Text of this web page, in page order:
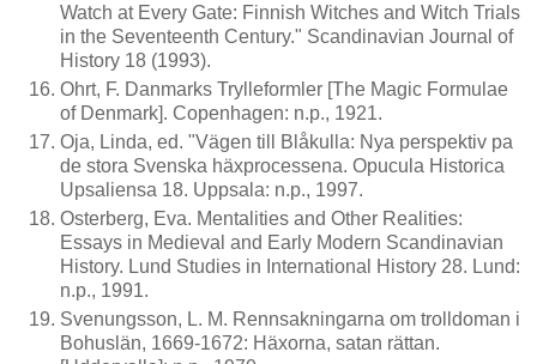
Watch at Every Gate: Finnish Witches and Witch Trials
in the Seventeenth Century." Scandinavian Journal of
History 18 (1993).
Ohrt, F. Danmarks Trylleformler [The Magic Formulae
of Denmark]. Copenhagen: n.p., 1921.
Oja, Linda, ed. "Vägen till Blåkulla: Nya perspektiv pa
de stora Svenska häxprocessena. Opucula Historica
Upsaliensa 18. Uppsala: n.p., 1997.
Osterberg, Eva. Mentalities and Other Realities:
Essays in Medieval and Early Modern Scandinavian
History. Lund Studies in International History 28. Lund:
n.p., 1991.
Svenungsson, L. M. Rennsakningarna om trolldoman i
Bohuslän, 1669-1672: Häxorna, satan rättan.